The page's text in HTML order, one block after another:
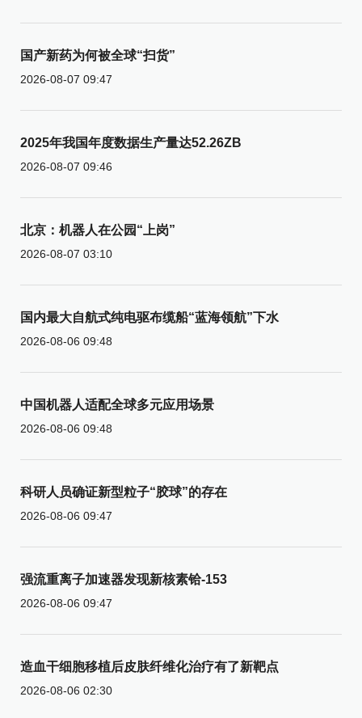
国产新药为何被全球“扫货”
2026-08-07 09:47
2025年我国年度数据生产量达52.26ZB
2026-08-07 09:46
北京：机器人在公园“上岗”
2026-08-07 03:10
国内最大自航式纯电驱布缆船“蓝海领航”下水
2026-08-06 09:48
中国机器人适配全球多元应用场景
2026-08-06 09:48
科研人员确证新型粒子“胶球”的存在
2026-08-06 09:47
强流重离子加速器发现新核素铪-153
2026-08-06 09:47
造血干细胞移植后皮肤纤维化治疗有了新靶点
2026-08-06 02:30